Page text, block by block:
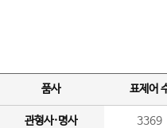
품사 표제어
관형사·명사 3369